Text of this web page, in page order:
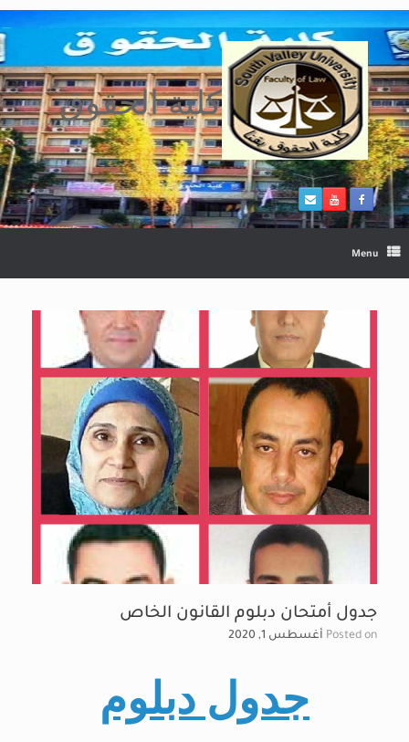
Skip
to
content
كلية الحقوق
Menu
جدول أمتحان دبلوم القانون الخاص
Posted on أغسطس 1, 2020
جدول دبلوم